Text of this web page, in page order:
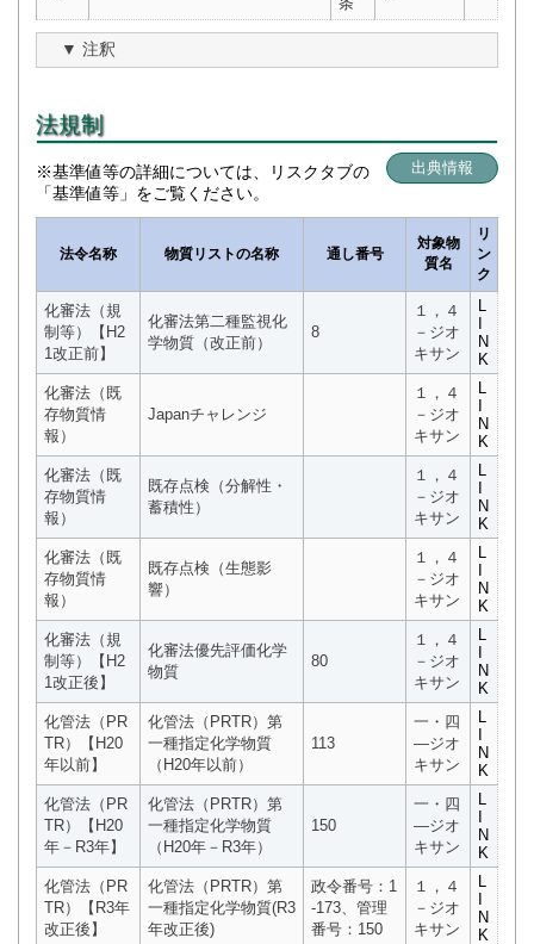
注釈
法規制
出典情報
※基準値等の詳細については、リスクタブの
「基準値等」をご覧ください。
法令名称 物質リストの名称 通し番号
対象物
質名
リ
ン
ク
化審法（規
制等）【H2
1改正前】
化審法第二種監視化
学物質（改正前）
8
１，４
－ジオ
キサン
L
I
N
K
化審法（既
存物質情
報）
Japanチャレンジ
１，４
－ジオ
キサン
L
I
N
K
化審法（既
存物質情
報）
既存点検（分解性・
蓄積性）
１，４
－ジオ
キサン
L
I
N
K
化審法（既
存物質情
報）
既存点検（生態影
響）
１，４
－ジオ
キサン
L
I
N
K
化審法（規
制等）【H2
1改正後】
化審法優先評価化学
物質
80
１，４
－ジオ
キサン
L
I
N
K
化管法（PR
TR）【H20
年以前】
化管法（PRTR）第
一種指定化学物質
（H20年以前）
113
一・四
―ジオ
キサン
L
I
N
K
化管法（PR
TR）【H20
年－R3年】
化管法（PRTR）第
一種指定化学物質
（H20年－R3年）
150
一・四
―ジオ
キサン
L
I
N
K
化管法（PR
TR）【R3年
改正後】
化管法（PRTR）第
一種指定化学物質(R3
年改正後)
政令番号：1
-173、管理
番号：150
１，４
－ジオ
キサン
L
I
N
K